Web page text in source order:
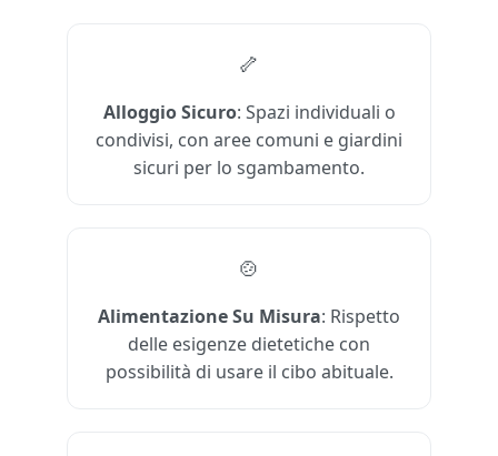
🦴
Alloggio Sicuro: Spazi individuali o
condivisi, con aree comuni e giardini
sicuri per lo sgambamento.
🍲
Alimentazione Su Misura: Rispetto
delle esigenze dietetiche con
possibilità di usare il cibo abituale.